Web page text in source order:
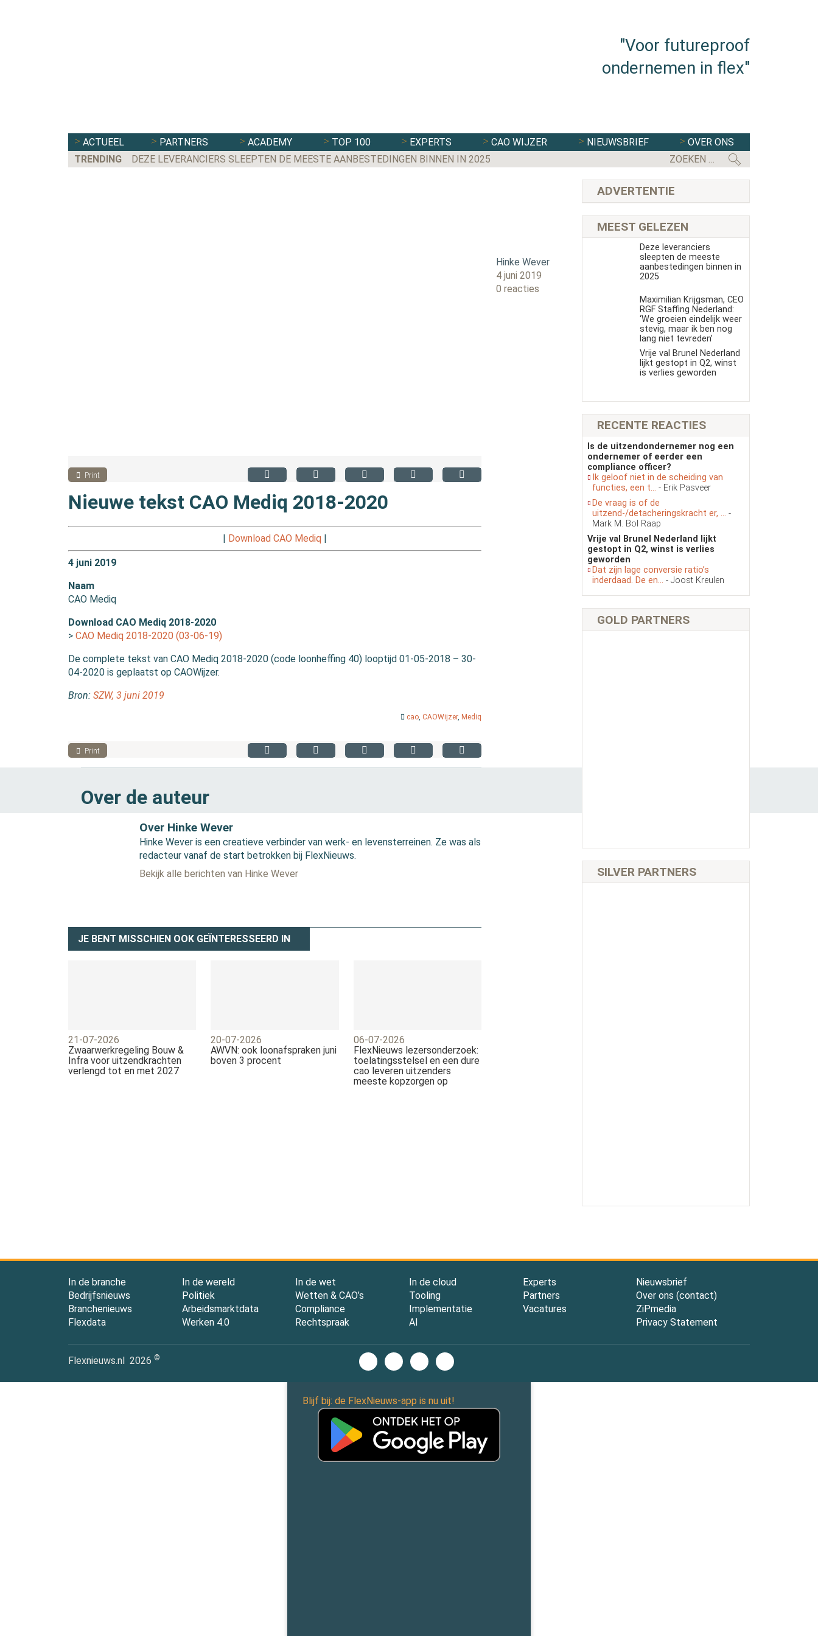
"Voor futureproof
ondernemen in flex"
ACTUEEL PARTNERS ACADEMY TOP 100 EXPERTS CAO WIJZER NIEUWSBRIEF
OVER ONS
TRENDING
DEZE LEVERANCIERS SLEEPTEN DE MEESTE AANBESTEDINGEN BINNEN IN 2025 FLEXBRANCHE WACHT
Hinke Wever
4 juni 2019
0 reacties
Print
Nieuwe tekst CAO Mediq 2018-2020
Download CAO Mediq
4 juni 2019
Naam
CAO Mediq
Download CAO Mediq 2018-2020
> CAO Mediq 2018-2020 (03-06-19)
De complete tekst van CAO Mediq 2018-2020 (code loonheffing 40) looptijd 01-05-2018 – 30-
04-2020 is geplaatst op CAOWijzer.
Bron: SZW, 3 juni 2019
cao,CAOWijzer, Mediq
Print
Over de auteur
Over Hinke Wever
Hinke Wever is een creatieve verbinder van werk- en levensterreinen. Ze was als
redacteur vanaf de start betrokken bij FlexNieuws.
Bekijk alle berichten van Hinke Wever
JE BENT MISSCHIEN OOK GEÏNTERESSEERD IN
21-07-2026
Zwaarwerkregeling Bouw &
Infra voor uitzendkrachten
verlengd tot en met 2027
20-07-2026
AWVN: ook loonafspraken juni
boven 3 procent
06-07-2026
FlexNieuws lezersonderzoek:
toelatingsstelsel en een dure
cao leveren uitzenders
meeste kopzorgen op
ADVERTENTIE
MEEST GELEZEN
Deze leveranciers
sleepten de meeste
aanbestedingen binnen in
2025
Maximilian Krijgsman, CEO
RGF Staffing Nederland:
‘We groeien eindelijk weer
stevig, maar ik ben nog
lang niet tevreden’
Vrije val Brunel Nederland
lijkt gestopt in Q2, winst
is verlies geworden
RECENTE REACTIES
Is de uitzendondernemer nog een
ondernemer of eerder een
compliance officer?
Ik geloof niet in de scheiding van
functies, een t... - Erik Pasveer
De vraag is of de
uitzend-/detacheringskracht er, ... -
Mark M. Bol Raap
Vrije val Brunel Nederland lijkt
gestopt in Q2, winst is verlies
geworden
Dat zijn lage conversie ratio’s
inderdaad. De en... - Joost Kreulen
GOLD PARTNERS
SILVER PARTNERS
In de branche
Bedrijfsnieuws
Branchenieuws
Flexdata
In de wereld
Politiek
Arbeidsmarktdata
Werken 4.0
In de wet
Wetten & CAO’s
Compliance
Rechtspraak
In de cloud
Tooling
Implementatie
AI
Experts
Partners
Vacatures
Nieuwsbrief
Over ons (contact)
ZiPmedia
Privacy Statement
Flexnieuws.nl 2026 ©
Blijf bij: de FlexNieuws-app is nu uit!